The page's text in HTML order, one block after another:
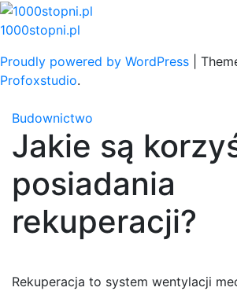
Skip
to
1000stopni.pl
Proudly powered by WordPress
Profoxstudio.
Budownictwo
Jakie są
posiadania
rekuperacji?
Rekuperacja to system wentylacji